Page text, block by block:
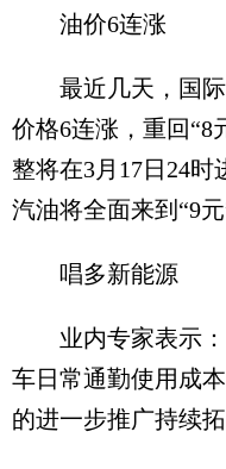
油价6连涨
最近几天，国际
价格6连涨，重回“8
整将在3月17日24
汽油将全面来到“9元
唱多新能源
业内专家表示：
车日常通勤使用成
的进一步推广持续